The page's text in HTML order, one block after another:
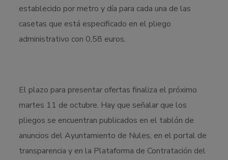
establecido por metro y día para cada una de las
casetas que está especificado en el pliego
administrativo con 0,58 euros.
El plazo para presentar ofertas finaliza el próximo
martes 11 de octubre. Hay que señalar que los
pliegos se encuentran publicados en el tablón de
anuncios del Ayuntamiento de Nules, en el portal de
transparencia y en la Plataforma de Contratación del